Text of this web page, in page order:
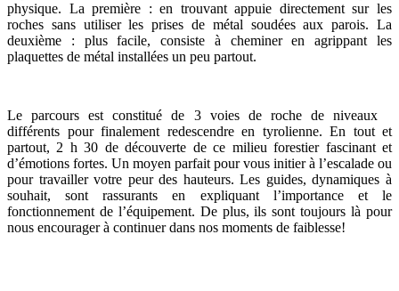
physique. La première : en trouvant appuie directement sur les
roches sans utiliser les prises de métal soudées aux parois. La
deuxième : plus facile, consiste à cheminer en agrippant les
plaquettes de métal installées un peu partout.
Le parcours est constitué de 3 voies de roche de niveaux
différents pour finalement redescendre en tyrolienne. En tout et
partout, 2 h 30 de découverte de ce milieu forestier fascinant et
d’émotions fortes. Un moyen parfait pour vous initier à l’escalade ou
pour travailler votre peur des hauteurs. Les guides, dynamiques à
souhait, sont rassurants en expliquant l’importance et le
fonctionnement de l’équipement. De plus, ils sont toujours là pour
nous encourager à continuer dans nos moments de faiblesse!